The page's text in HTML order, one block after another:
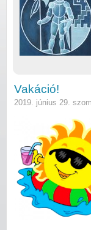
Vakáció!
2019. június 29.